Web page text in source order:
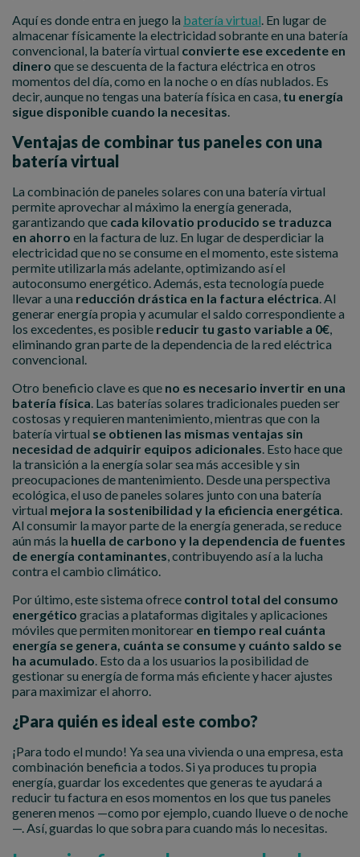
Aquí es donde entra en juego la batería virtual . En lugar de
almacenar físicamente la electricidad sobrante en una batería
convencional, la batería virtual convierte ese excedente en
dinero que se descuenta de la factura eléctrica en otros
momentos del día, como en la noche o en días nublados. Es
decir, aunque no tengas una batería física en casa, tu energía
sigue disponible cuando la necesitas
Ventajas de combinar tus paneles con una
batería virtual
La combinación de paneles solares con una batería virtual
permite aprovechar al máximo la energía generada,
garantizando que cada kilovatio producido se traduzca
en ahorro en la factura de luz. En lugar de desperdiciar la
electricidad que no se consume en el momento, este sistema
permite utilizarla más adelante, optimizando así el
autoconsumo energético. Además, esta tecnología puede
llevar a una reducción drástica en la factura eléctrica . Al
generar energía propia y acumular el saldo correspondiente a
los excedentes, es posible reducir tu gasto variable a 0€
eliminando gran parte de la dependencia de la red eléctrica
convencional.
Otro beneficio clave es que no es necesario invertir en una
batería física . Las baterías solares tradicionales pueden ser
costosas y requieren mantenimiento, mientras que con la
batería virtual se obtienen las mismas ventajas sin
necesidad de adquirir equipos adicionales . Esto hace que
la transición a la energía solar sea más accesible y sin
preocupaciones de mantenimiento. Desde una perspectiva
ecológica, el uso de paneles solares junto con una batería
virtual mejora la sostenibilidad y la eficiencia energética
Al consumir la mayor parte de la energía generada, se reduce
aún más la huella de carbono y la dependencia de fuentes
de energía contaminantes , contribuyendo así a la lucha
contra el cambio climático.
Por último, este sistema ofrece control total del consumo
energético gracias a plataformas digitales y aplicaciones
móviles que permiten monitorear en tiempo real cuánta
energía se genera, cuánta se consume y cuánto saldo se
ha acumulado . Esto da a los usuarios la posibilidad de
gestionar su energía de forma más eficiente y hacer ajustes
para maximizar el ahorro.
¿Para quién es ideal este combo?
¡Para todo el mundo! Ya sea una vivienda o una empresa, esta
combinación beneficia a todos. Si ya produces tu propia
energía, guardar los excedentes que generas te ayudará a
reducir tu factura en esos momentos en los que tus paneles
generen menos —como por ejemplo, cuando llueve o de noche
—. Así, guardas lo que sobra para cuando más lo necesitas.